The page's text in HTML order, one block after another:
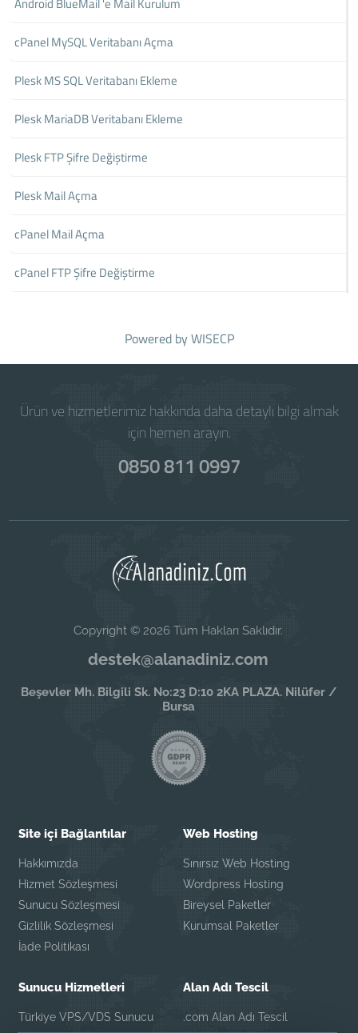
Android BlueMail 'e Mail Kurulum
cPanel MySQL Veritabanı Açma
Plesk MS SQL Veritabanı Ekleme
Plesk MariaDB Veritabanı Ekleme
Plesk FTP Şifre Değiştirme
Plesk Mail Açma
cPanel Mail Açma
cPanel FTP Şifre Değiştirme
Powered byWISECP
Ürün ve hizmetlerimiz hakkında daha detaylı bilgi almak
için hemen arayın.
0850 811 0997
Copyright © 2026 Tüm Hakları Saklıdır.
destek@alanadiniz.com
Beşevler Mh. Bilgili Sk. No:23 D:10 2KA PLAZA. Nilüfer /
Bursa
Site içi Bağlantılar
Hakkımızda
Hizmet Sözleşmesi
Sunucu Sözleşmesi
Gizlilik Sözleşmesi
İade Politikası
Web Hosting
Sınırsız Web Hosting
Wordpress Hosting
Bireysel Paketler
Kurumsal Paketler
Sunucu Hizmetleri
Türkiye VPS/VDS Sunucu
Alan Adı Tescil
.com Alan Adı Tescil